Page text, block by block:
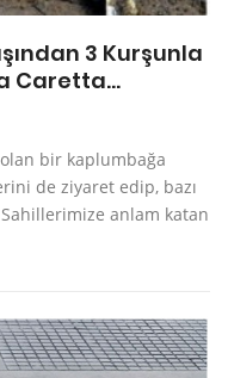
3 Kurşunla
Caretta…
bir kaplumbağa
de ziyaret edip, bazı
anlam katan